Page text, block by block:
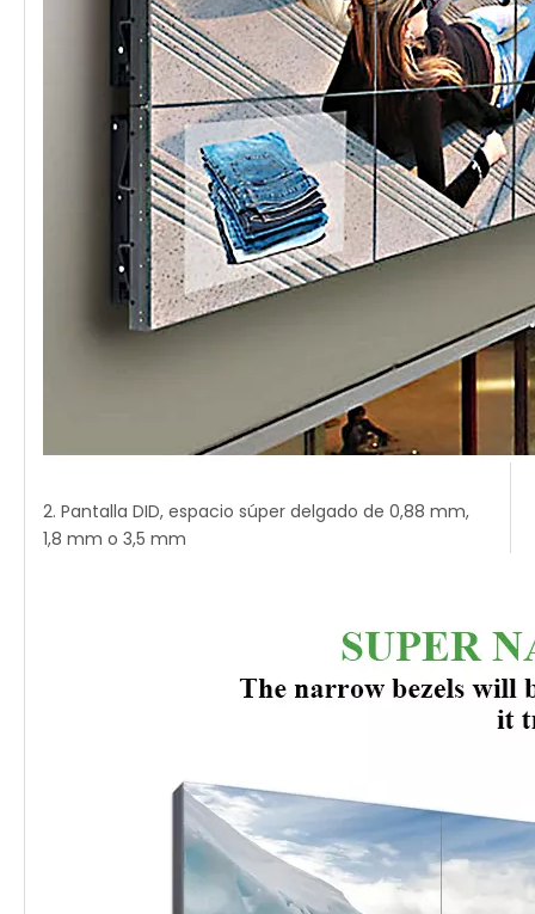
2. Pantalla DID, espacio súper delgado de 0,88 mm,
1,8 mm o 3,5 mm